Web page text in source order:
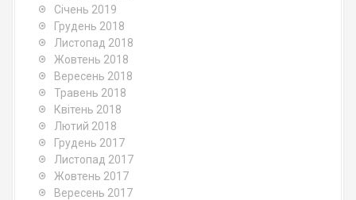
Січень 2019
Грудень 2018
Листопад 2018
Жовтень 2018
Вересень 2018
Травень 2018
Квітень 2018
Лютий 2018
Грудень 2017
Листопад 2017
Жовтень 2017
Вересень 2017